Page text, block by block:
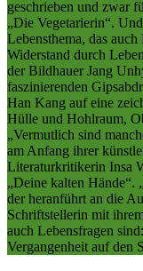
geschrieben und zwar
„Die Vegetarierin“.
Lebensthema, das
Widerstand durch
der Bildhauer Jang
faszinierenden
Han Kang auf eine
Hülle und Hohlraum,
„Vermutlich sind
am Anfang ihrer
Literaturkritikerin Insa
„Deine kalten Hände“.
der heranführt an die
Schriftstellerin mit
auch Lebensfragen
Vergangenheit auf den